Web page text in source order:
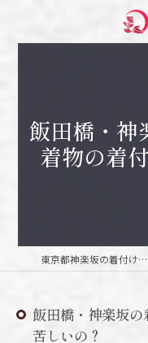
飯田橋・神
着物の着
東京都神楽坂の着付け教室なら多千花きもの着付け教室
飯田橋・神楽坂
苦しいの？